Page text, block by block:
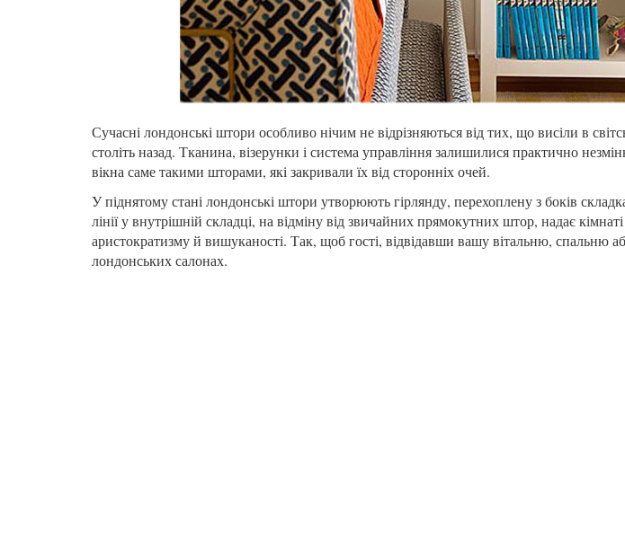
Сучасні лондонські штори особливо нічим не відрізняються від тих, що висіли в
століть назад. Тканина, візерунки і система управління залишилися практично
вікна саме такими шторами, які закривали їх від сторонніх очей.
У піднятому стані лондонські штори утворюють гірлянду, перехоплену з боків
лінії у внутрішній складці, на відміну від звичайних прямокутних штор, надає
аристократизму й вишуканості. Так, щоб гості, відвідавши вашу вітальню, спальню
лондонських салонах.